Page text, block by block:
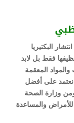
البكتيريا
فقط بل لابد
المعقمة
على أفضل
ومن وزارة الصحة
للأمراض والمساعدة